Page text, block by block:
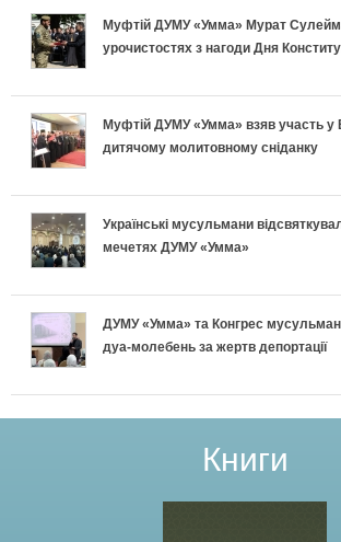
Муфтій ДУМУ «Умма» Мурат
урочистостях з нагоди Дня
Муфтій ДУМУ «Умма» взяв участь у
дитячому молитовному сніданку
Українські мусульмани
мечетях ДУМУ «Умма»
ДУМУ «Умма» та Конгрес мусульман
дуа-молебень за жертв депортації
Книги